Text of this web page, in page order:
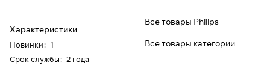
Характеристики
Новинки: 1
Срок службы: 2 года
Все товары Philips
Все товары категории